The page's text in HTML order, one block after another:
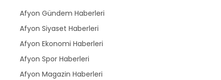
Afyon Gündem Haberleri
Afyon Siyaset Haberleri
Afyon Ekonomi Haberleri
Afyon Spor Haberleri
Afyon Magazin Haberleri